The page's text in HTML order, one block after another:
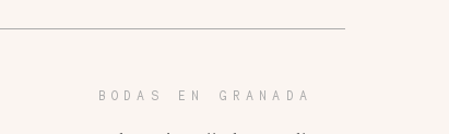
BODAS EN GRANADA